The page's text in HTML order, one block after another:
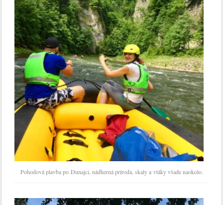
Pohodová plavba po Dunajci, nádherná príroda, skaly a vtáky všade naokolo.